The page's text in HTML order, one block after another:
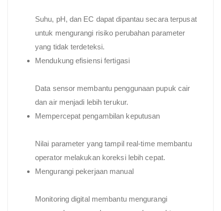
Suhu, pH, dan EC dapat dipantau secara terpusat
untuk mengurangi risiko perubahan parameter
yang tidak terdeteksi.
Mendukung efisiensi fertigasi
Data sensor membantu penggunaan pupuk cair
dan air menjadi lebih terukur.
Mempercepat pengambilan keputusan
Nilai parameter yang tampil real-time membantu
operator melakukan koreksi lebih cepat.
Mengurangi pekerjaan manual
Monitoring digital membantu mengurangi